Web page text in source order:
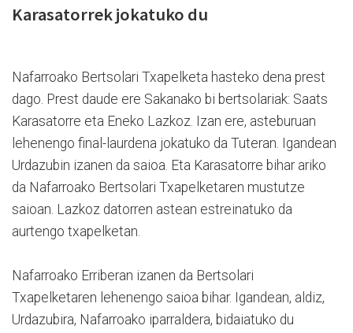
Karasatorrek jokatuko du
Nafarroako Bertsolari Txapelketa hasteko dena prest
dago. Prest daude ere Sakanako bi bertsolariak: Saats
Karasatorre eta Eneko Lazkoz. Izan ere, asteburuan
lehenengo final-laurdena jokatuko da Tuteran. Igandean
Urdazubin izanen da saioa. Eta Karasatorre bihar ariko
da Nafarroako Bertsolari Txapelketaren mustutze
saioan. Lazkoz datorren astean estreinatuko da
aurtengo txapelketan.
Nafarroako Erriberan izanen da Bertsolari
Txapelketaren lehenengo saioa bihar. Igandean, aldiz,
Urdazubira, Nafarroako iparraldera, bidaiatuko du